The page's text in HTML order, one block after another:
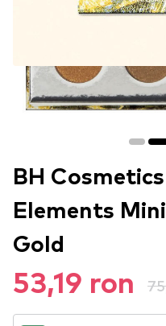
BH
Elements
Gold
53,19 ron